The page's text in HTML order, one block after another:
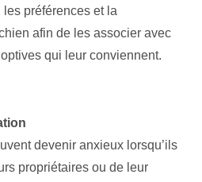
préférences et la
afin de les associer avec
qui leur conviennent.
devenir anxieux lorsqu’ils
propriétaires ou de leur